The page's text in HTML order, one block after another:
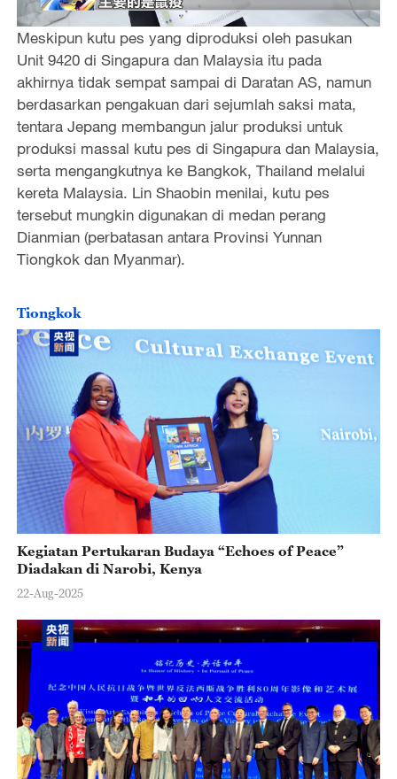
Meskipun kutu pes yang diproduksi oleh pasukan
Unit 9420 di Singapura dan Malaysia itu pada
akhirnya tidak sempat sampai di Daratan AS, namun
berdasarkan pengakuan dari sejumlah saksi mata,
tentara Jepang membangun jalur produksi untuk
produksi massal kutu pes di Singapura dan Malaysia,
serta mengangkutnya ke Bangkok, Thailand melalui
kereta Malaysia. Lin Shaobin menilai, kutu pes
tersebut mungkin digunakan di medan perang
Dianmian (perbatasan antara Provinsi Yunnan
Tiongkok dan Myanmar).
Tiongkok
Kegiatan Pertukaran Budaya “Echoes of Peace”
Diadakan di Narobi, Kenya
22-Aug-2025